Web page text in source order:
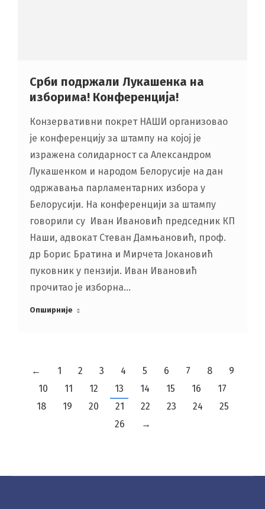
Срби подржали Лукашенка на
изборима! Конференција!
Конзервативни покрет НАШИ организовао
је конференцију за штампу на којој је
изражена солидарност са Александром
Лукашенком и народом Белорусије на дан
одржавања парламентарних избора у
Белорусији. На конференцији за штампу
говорили су Иван Ивановић председник КП
Наши, адвокат Стеван Дамњановић, проф.
др Борис Братина и Мирчета Јокановић
пуковник у пензији. Иван Ивановић
прочитао је изборна…
Опширније
← 1 2 3 4 5 6 7 8
9
10
11 12 13 14 15 16
17
18
19 20 21 22 23 24
25
26
→